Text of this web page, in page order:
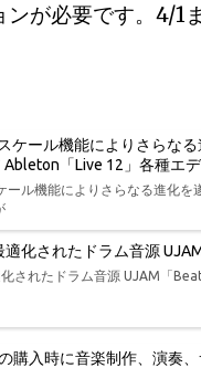
が必要です。4/1ま
ケール機能によりさらな
「Live 12」各種エ
ール機能によりさらなる進化
化されたドラム音源
されたドラム音源 UJAM「
購入時に音楽制作、演奏